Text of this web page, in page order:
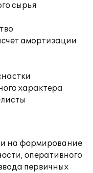
сырья
амортизации
характера
на формирование
оперативного
первичных